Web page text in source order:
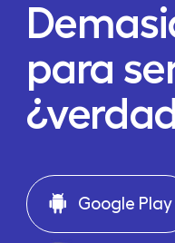
para
Google Play